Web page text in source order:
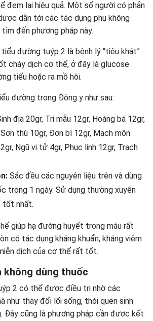
đem lại hiệu quả. Một số người có phản
dẫn tới các tác dụng phụ không
đến phương pháp này.
đường tuýp 2 là bệnh lý “tiêu khát”
cháy dịch cơ thể, ở đây là glucose
tiểu hoặc ra mồ hôi.
đường trong Đông y như sau:
địa 20gr, Tri mẫu 12gr, Hoàng bá 12gr,
thù 10gr, Đơn bì 12gr, Mạch môn
Ngũ vị tử 4gr, Phục linh 12gr, Trạch
Sắc đều các nguyên liệu trên và dùng
trong 1 ngày. Sử dụng thường xuyên
tốt nhất.
giúp hạ đường huyết trong máu rất
có tác dụng kháng khuẩn, kháng viêm
dịch của cơ thể rất tốt.
dùng thuốc
2 có thể được điều trị nhờ các
như thay đổi lối sống, thói quen sinh
Đây cũng là phương pháp cần được kết